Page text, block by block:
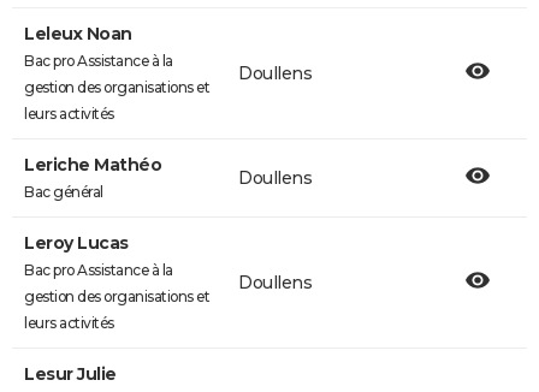
Leleux Noan
Bac pro Assistance à la
gestion des organisations et
leurs activités
Doullens
Leriche Mathéo
Bac général
Doullens
Leroy Lucas
Bac pro Assistance à la
gestion des organisations et
leurs activités
Doullens
Lesur Julie